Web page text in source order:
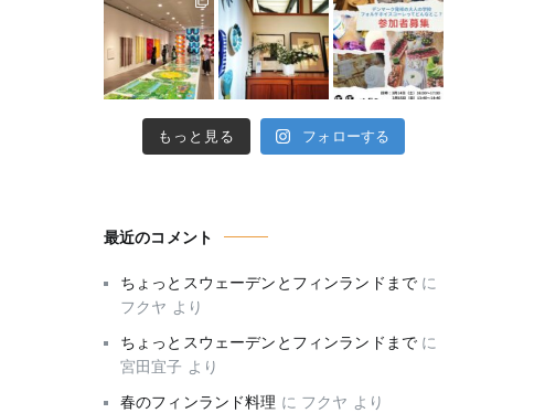
もっと見る フォローする
最近のコメント
ちょっとスウェーデンとフィンランドまで に
フクヤ より
ちょっとスウェーデンとフィンランドまで に
宮田宜子 より
春のフィンランド料理 に フクヤ より